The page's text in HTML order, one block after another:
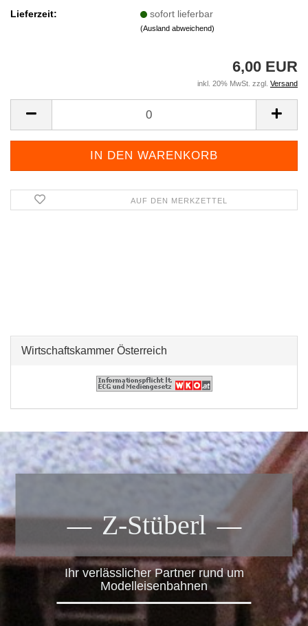
Lieferzeit:
sofort lieferbar
(Ausland abweichend)
6,00 EUR
inkl. 20% MwSt. zzgl. Versand
AUF DEN MERKZETTEL
Wirtschaftskammer Österreich
Z-Stüberl
Ihr verlässlicher Partner rund um
Modelleisenbahnen